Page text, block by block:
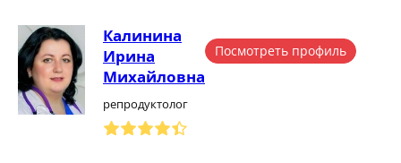
Калинина
Ирина
Михайловна
репродуктолог
Посмотреть профиль